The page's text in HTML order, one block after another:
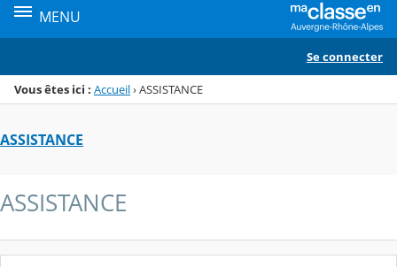
MENU
Se connecter
Vous êtes ici : Accueil›ASSISTANCE
ASSISTANCE
ASSISTANCE